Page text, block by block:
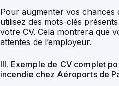
Pour augmenter vos chances
utilisez des mots-clés
votre CV. Cela montrera que
attentes de l’employeur.
III. Exemple de CV complet
incendie chez Aéroports de